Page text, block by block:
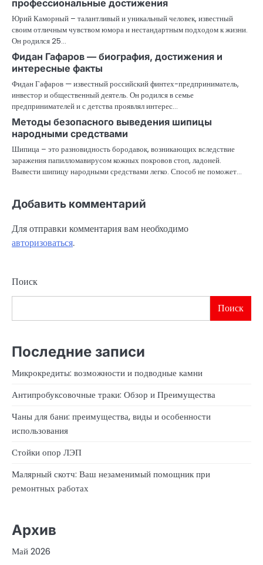
профессиональные достижения
Юрий Каморный – талантливый и уникальный человек, известный
своим отличным чувством юмора и нестандартным подходом к жизни.
Он родился 25…
Фидан Гафаров — биография, достижения и
интересные факты
Фидан Гафаров — известный российский финтех-предприниматель,
инвестор и общественный деятель. Он родился в семье
предпринимателей и с детства проявлял интерес…
Методы безопасного выведения шипицы
народными средствами
Шипица – это разновидность бородавок, возникающих вследствие
заражения папилломавирусом кожных покровов стоп, ладоней.
Вывести шипицу народными средствами легко. Способ не поможет…
Добавить комментарий
Для отправки комментария вам необходимо
авторизоваться.
Поиск
Поиск
Последние записи
Микрокредиты: возможности и подводные камни
Антипробуксовочные траки: Обзор и Преимущества
Чаны для бани: преимущества, виды и особенности
использования
Стойки опор ЛЭП
Малярный скотч: Ваш незаменимый помощник при
ремонтных работах
Архив
Май 2026